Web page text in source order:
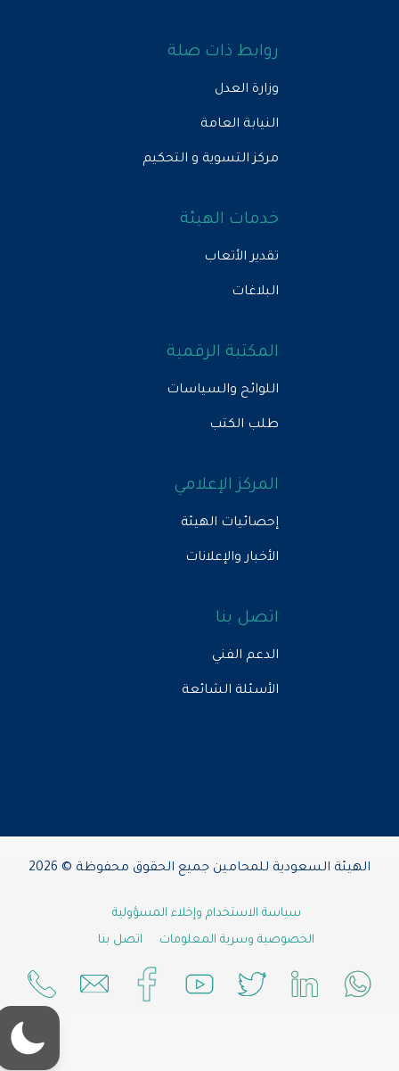
روابط ذات صلة
وزارة العدل
النيابة العامة
مركز التسوية و التحكيم
خدمات الهيئة
تقدير الأتعاب
البلاغات
المكتبة الرقمية
اللوائح والسياسات
طلب الكتب
المركز الإعلامي
إحصائيات الهيئة
الأخبار والإعلانات
اتصل بنا
الدعم الفني
الأسئلة الشائعة
الهيئة السعودية للمحامين جميع الحقوق محفوظة © 2026
سياسة الاستخدام وإخلاء المسؤولية
الخصوصية وسرية المعلومات
اتصل بنا